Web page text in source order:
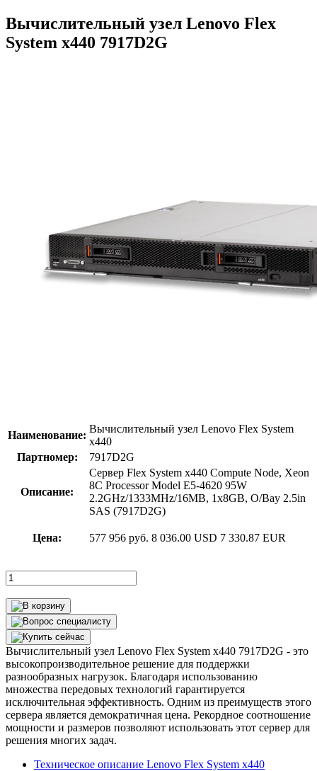
Вычислительный узел Lenovo Flex
System x440 7917D2G
Наименование:
Вычислительный узел Lenovo Flex System
x440
Партномер:
7917D2G
Описание:
Сервер Flex System x440 Compute Node, Xeon
8C Processor Model E5-4620 95W
2.2GHz/1333MHz/16MB, 1x8GB, O/Bay 2.5in
SAS (7917D2G)
Цена: 577 956 руб. 8 036.00 USD 7 330.87 EUR
Вычислительный узел Lenovo Flex System x440 7917D2G - это
высокопроизводительное решение для поддержки
разнообразных нагрузок. Благодаря использованию
множества передовых технологий гарантируется
исключительная эффективность. Одним из преимуществ этого
сервера является демократичная цена. Рекордное соотношение
мощности и размеров позволяют использовать этот сервер для
решения многих задач.
Техническое описание Lenovo Flex System x440